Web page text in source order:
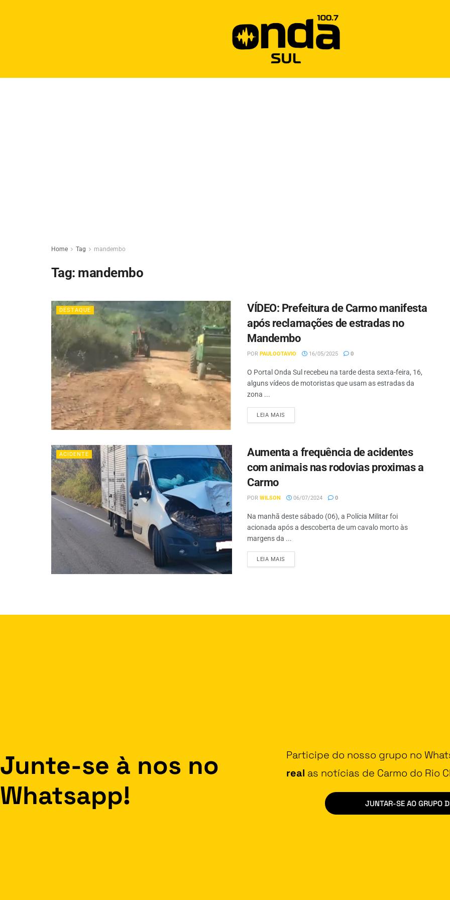
Home Tag mandembo
Tag: mandembo
DESTAQUE
VÍDEO: Prefeitura de Carmo manifesta
após reclamações de estradas no
Mandembo
POR PAULOOTAVIO 16/05/2025 0
O Portal Onda Sul recebeu na tarde desta sexta-feira, 16,
alguns vídeos de motoristas que usam as estradas da
zona ...
LEIA MAIS
ACIDENTE
Aumenta a frequência de acidentes
com animais nas rodovias proximas a
Carmo
POR WILSON 06/07/2024 0
Na manhã deste sábado (06), a Polícia Militar foi
acionada após a descoberta de um cavalo morto às
margens da ...
LEIA MAIS
Junte-se à nos no
Whatsapp!
Participe do nosso grupo no
real as notícias de Carmo do Rio
JUNTAR-SE AO GRUPO